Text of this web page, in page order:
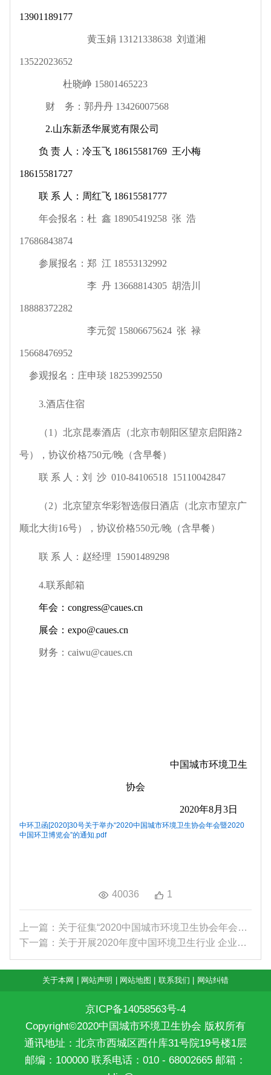
13901189177
黄玉娟 13121338638 刘道湘
13522023652
杜晓峥 15801465223
财 务：郭丹丹 13426007568
2.山东新丞华展览有限公司
负 责 人：冷玉飞 18615581769 王小梅
18615581727
联 系 人：周红飞 18615581777
年会报名：杜 鑫 18905419258 张 浩
17686843874
参展报名：郑 江 18553132992
李 丹 13668814305 胡浩川
18888372282
李元贺 15806675624 张 禄
15668476952
参观报名：庄申琰 18253992550
3.酒店住宿
（1）北京昆泰酒店（北京市朝阳区望京启阳路2
号），协议价格750元/晚（含早餐）
联 系 人：刘 沙010-84106518 15110042847
（2）北京望京华彩智选假日酒店（北京市望京广
顺北大街16号），协议价格550元/晚（含早餐）
联 系 人：赵经理 15901489298
4.联系邮箱
年会：congress@caues.cn
展会：expo@caues.cn
财务：caiwu@caues.cn
中国城市环境卫生
协会
2020年8月3日
中环卫函[2020]30号关于举办“2020中国城市环境卫生协会年会暨2020
中国环卫博览会”的通知.pdf
40036 1
上一篇：关于征集“2020中国城市环境卫生协会年会暨...
下一篇：关于开展2020年度中国环境卫生行业 企业信...
关于本网 网站声明 网站地图 联系我们 网站纠错
京ICP备14058563号-4
Copyright©2020中国城市环境卫生协会 版权所有
通讯地址：北京市西城区西什库31号院19号楼1层
邮编：100000 联系电话：010 - 68002665 邮箱：